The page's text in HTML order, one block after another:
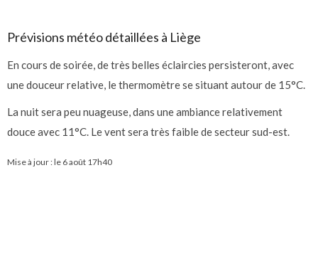
Prévisions météo détaillées à Liège
En cours de soirée, de très belles éclaircies persisteront, avec
une douceur relative, le thermomètre se situant autour de 15°C.
La nuit sera peu nuageuse, dans une ambiance relativement
douce avec 11°C. Le vent sera très faible de secteur sud-est.
Mise à jour : le 6 août 17h40